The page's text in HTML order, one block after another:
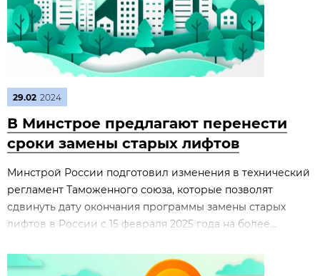
29.02 2024
В Минстрое предлагают перенести
сроки замены старых лифтов
Минстрой России подготовил изменения в технический
регламент Таможенного союза, которые позволят
сдвинуть дату окончания программы замены старых
лифтов в России с 15 февраля 2025 года на более...